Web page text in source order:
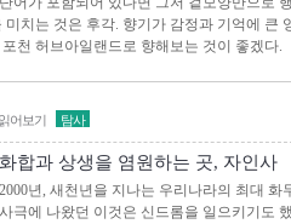
치는 것은 후각. 향기가 감정과 기억에 큰
천 허브아일랜드로 향해보는 것이 좋겠다.
읽어보기 탐사
화합과 상생을 염원하는 곳, 자인사
2000년, 새천년을 지나는 우리나라의 최대 화
사극에 나왔던 이것은 신드롬을 일으키기도